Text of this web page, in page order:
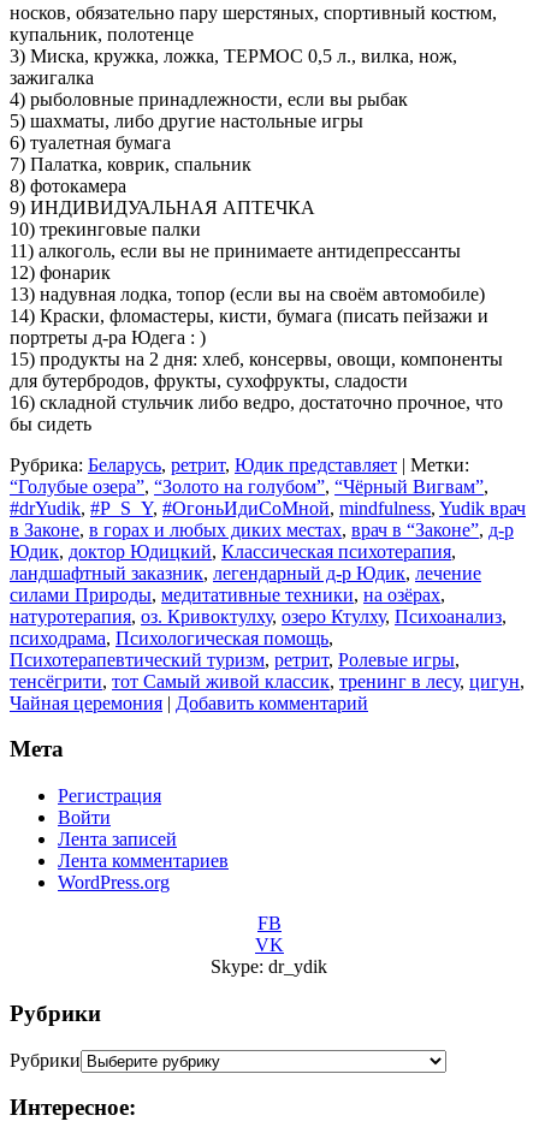
носков, обязательно пару шерстяных, спортивный костюм,
купальник, полотенце
3) Миска, кружка, ложка, ТЕРМОС 0,5 л., вилка, нож,
зажигалка
4) рыболовные принадлежности, если вы рыбак
5) шахматы, либо другие настольные игры
6) туалетная бумага
7) Палатка, коврик, спальник
8) фотокамера
9) ИНДИВИДУАЛЬНАЯ АПТЕЧКА
10) трекинговые палки
11) алкоголь, если вы не принимаете антидепрессанты
12) фонарик
13) надувная лодка, топор (если вы на своём автомобиле)
14) Краски, фломастеры, кисти, бумага (писать пейзажи и
портреты д-ра Юдега : )
15) продукты на 2 дня: хлеб, консервы, овощи, компоненты
для бутербродов, фрукты, сухофрукты, сладости
16) складной стульчик либо ведро, достаточно прочное, что
бы сидеть
Рубрика: Беларусь, ретрит, Юдик представляет | Метки:
“Голубые озера”, “Золото на голубом”, “Чёрный Вигвам”,
#‎drYudik, #P_S_Y, #ОгоньИдиСоМной, mindfulness, Yudik врач
в Законе, в горах и любых диких местах, врач в “Законе”, д-р
Юдик, доктор Юдицкий, Классическая психотерапия,
ландшафтный заказник, легендарный д-р Юдик, лечение
силами Природы, медитативные техники, на озёрах,
натуротерапия, оз. Кривоктулху, озеро Ктулху, Психоанализ,
психодрама, Психологическая помощь,
Психотерапевтический туризм, ретрит, Ролевые игры,
тенсёгрити, тот Самый живой классик, тренинг в лесу, цигун,
Чайная церемония | Добавить комментарий
Мета
Регистрация
Войти
Лента записей
Лента комментариев
WordPress.org
FB
VK
Skype: dr_ydik
Рубрики
Рубрики
Интересное: